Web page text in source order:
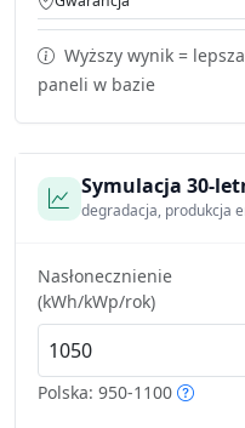
Wyższy wynik =
paneli w bazie
Symulacja 30-
degradacja, produkcja
Nasłonecznienie
(kWh/kWp/rok)
Polska: 950-1100